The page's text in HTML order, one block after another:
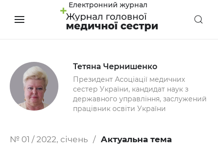
Електронний журнал
Тетяна Чернишенко
Президент Асоціації медичних
сестер України, кандидат наук з
державного управління, заслужений
працівник освіти України
№ 01 / 2022, січень Актуальна тема